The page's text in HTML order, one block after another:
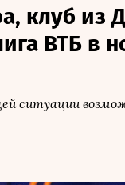
клуб из
ВТБ в
ситуации